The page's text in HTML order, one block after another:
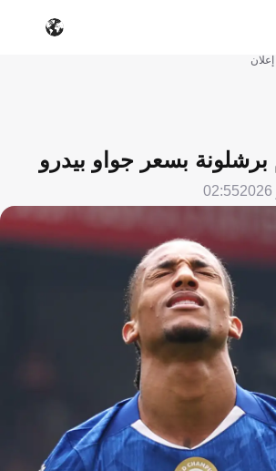
إعلان
بسعر جواو بيدرو
02:55